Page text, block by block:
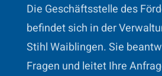
Die Geschäftsstelle des
befindet sich in der
Stihl Waiblingen. Sie
Fragen und leitet Ihre